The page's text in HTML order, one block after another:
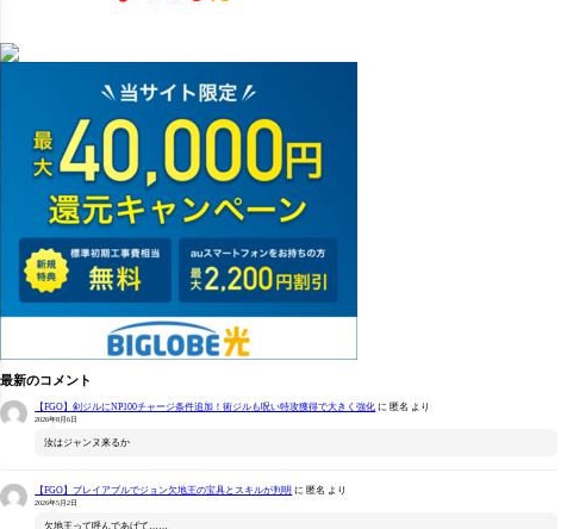
最新のコメント
【FGO】剣ジルにNP100チャージ条件追加！術ジルも呪い特攻獲得で大きく強化 に 匿名 より
2026年8月6日
汝はジャンヌ来るか
【FGO】プレイアブルでジョン欠地王の宝具とスキルが判明 に 匿名 より
2026年5月2日
欠地王って呼んであげて……